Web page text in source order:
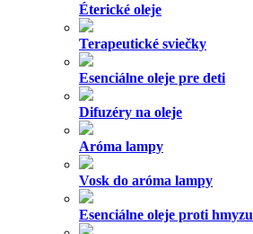
Éterické oleje
Terapeutické sviečky
Esenciálne oleje pre deti
Difuzéry na oleje
Aróma lampy
Vosk do aróma lampy
Esenciálne oleje proti hmyzu